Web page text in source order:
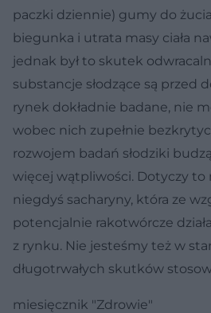
paczki dziennie) gumy do
biegunka i utrata masy ciała
jednak był to skutek
substancje słodzące są przed
rynek dokładnie badane, nie
wobec nich zupełnie
rozwojem badań słodziki
więcej wątpliwości. Dotyczy to
niegdyś sacharyny, która ze
potencjalnie rakotwórcze
z rynku. Nie jesteśmy też w
długotrwałych skutków
miesięcznik "Zdrowie"